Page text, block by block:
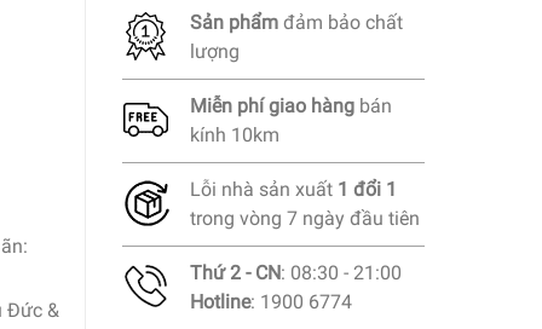
Đức &
Sản phẩm đảm bảo chất
lượng
Miễn phígiao hàng bán
kính 10km
Lỗi nhà sản xuất 1 đổi 1
trong vòng 7 ngày đầu tiên
Thứ 2 - CN: 08:30 - 21:00
Hotline: 1900 6774